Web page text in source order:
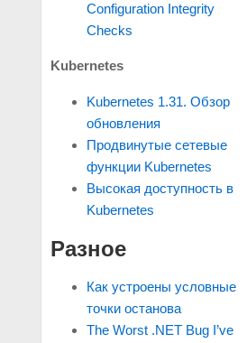
Configuration Integrity
Checks
Kubernetes
Kubernetes 1.31. Обзор
обновления
Продвинутые сетевые
функции Kubernetes
Высокая доступность в
Kubernetes
Разное
Как устроены условные
точки останова
The Worst .NET Bug I’ve